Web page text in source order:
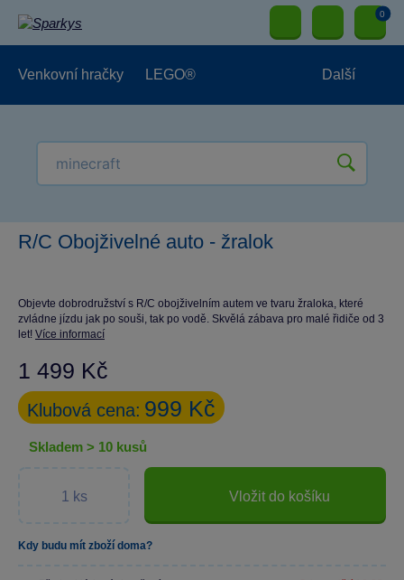
0
Venkovní hračky LEGO® Další
R/C Obojživelné auto - žralok
Objevte dobrodružství s R/C obojživelním autem ve tvaru žraloka, které
zvládne jízdu jak po souši, tak po vodě. Skvělá zábava pro malé řidiče od 3
let! Více informací
1 499 Kč
Klubová cena: 999 Kč
skladem > 10 kusů
Vložit do košíku
Kdy budu mít zboží doma?